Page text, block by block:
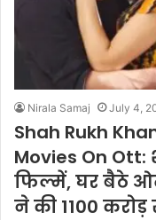
Nirala Samaj July 4,
Shah Rukh
Movies On
फिल्में, घर बैठे
ने की 1100